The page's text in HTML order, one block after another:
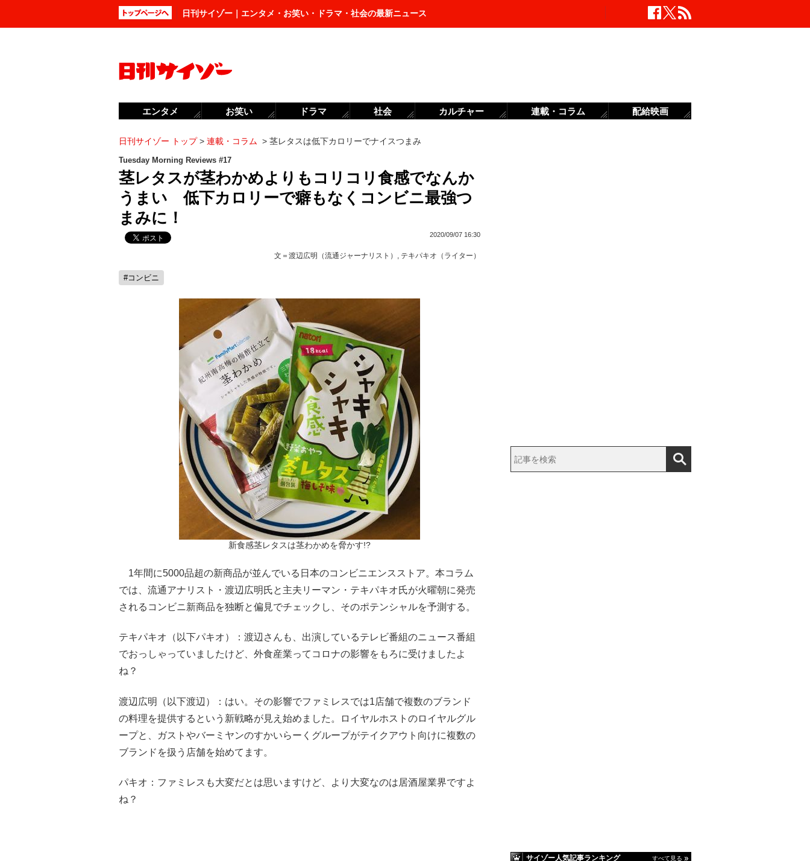
日刊サイゾー｜エンタメ・お笑い・ドラマ・社会の最新ニュース
日刊サイゾー トップ> 連載・コラム > 茎レタスは低下カロリーでナイスつまみ
Tuesday Morning Reviews #17
茎レタスが茎わかめよりもコリコリ食感でなんか
うまい 低下カロリーで癖もなくコンビニ最強つ
まみに！
2020/09/07 16:30
文＝ 渡辺広明（流通ジャーナリスト） , テキパキオ（ライター）
#コンビニ
新食感茎レタスは茎わかめを脅かす!?
1年間に5000品超の新商品が並んでいる日本のコンビニエンスストア。本コラム
では、流通アナリスト・渡辺広明氏と主夫リーマン・テキパキオ氏が火曜朝に発売
されるコンビニ新商品を独断と偏見でチェックし、そのポテンシャルを予測する。
テキパキオ（以下パキオ）：渡辺さんも、出演しているテレビ番組のニュース番組
でおっしゃっていましたけど、外食産業ってコロナの影響をもろに受けましたよ
ね？
渡辺広明（以下渡辺）：はい。その影響でファミレスでは1店舗で複数のブランド
の料理を提供するという新戦略が見え始めました。ロイヤルホストのロイヤルグル
ープと、ガストやバーミヤンのすかいらーくグループがテイクアウト向けに複数の
ブランドを扱う店舗を始めてます。
パキオ：ファミレスも大変だとは思いますけど、より大変なのは居酒屋業界ですよ
ね？
サイゾー人気記事ランキング すべて見る
エンタメ お笑い ドラマ 社会 カルチャー 連載・コラム 配給映画